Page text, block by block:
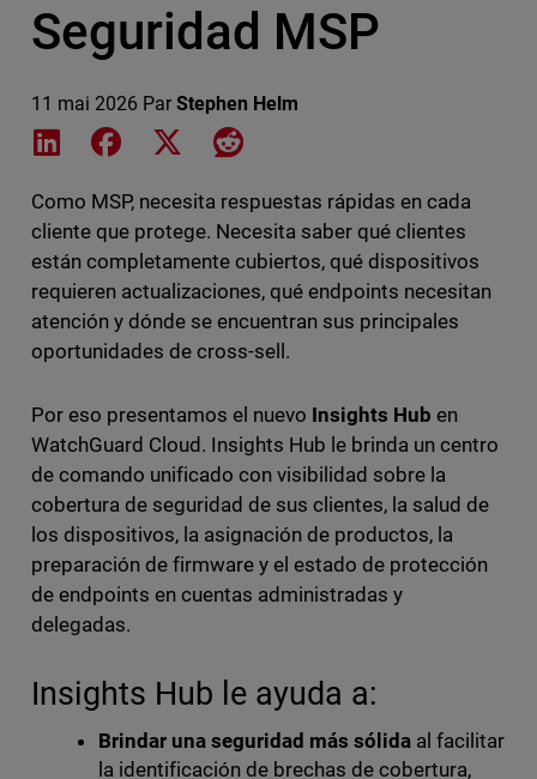
Seguridad MSP
11 mai 2026 Par Stephen Helm
Share on LinkedIn
Share on Facebook
Share on XShare on Reddit
Como MSP, necesita respuestas rápidas en cada
cliente que protege. Necesita saber qué clientes
están completamente cubiertos, qué dispositivos
requieren actualizaciones, qué endpoints necesitan
atención y dónde se encuentran sus principales
oportunidades de cross-sell.
Por eso presentamos el nuevo Insights Hub en
WatchGuard Cloud. Insights Hub le brinda un centro
de comando unificado con visibilidad sobre la
cobertura de seguridad de sus clientes, la salud de
los dispositivos, la asignación de productos, la
preparación de firmware y el estado de protección
de endpoints en cuentas administradas y
delegadas.
Insights Hub le ayuda a:
Brindar una seguridad más sólida al facilitar
la identificación de brechas de cobertura,